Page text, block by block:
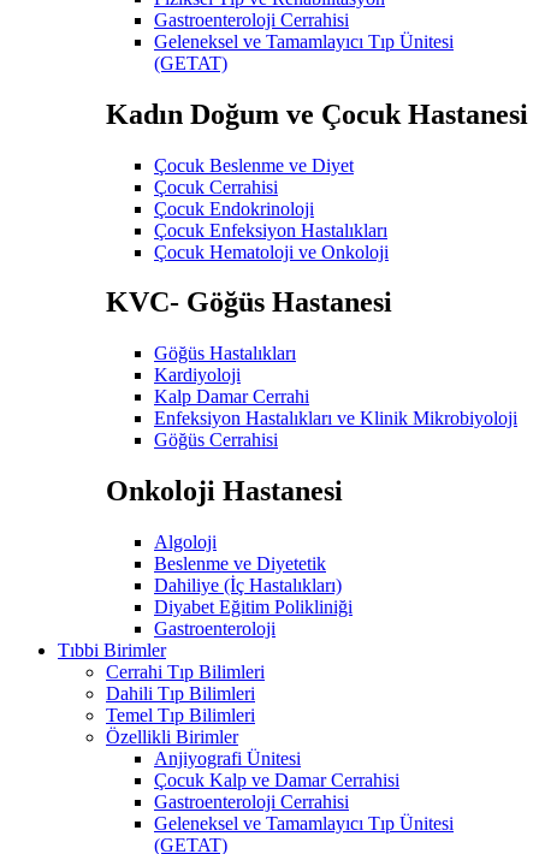
Gastroenteroloji Cerrahisi
Geleneksel ve Tamamlayıcı Tıp Ünitesi
(GETAT)
Kadın Doğum ve Çocuk Hastanesi
Çocuk Beslenme ve Diyet
Çocuk Cerrahisi
Çocuk Endokrinoloji
Çocuk Enfeksiyon Hastalıkları
Çocuk Hematoloji ve Onkoloji
KVC- Göğüs Hastanesi
Göğüs Hastalıkları
Kardiyoloji
Kalp Damar Cerrahi
Enfeksiyon Hastalıkları ve Klinik Mikrobiyoloji
Göğüs Cerrahisi
Onkoloji Hastanesi
Algoloji
Beslenme ve Diyetetik
Dahiliye (İç Hastalıkları)
Diyabet Eğitim Polikliniği
Gastroenteroloji
Tıbbi Birimler
Cerrahi Tıp Bilimleri
Dahili Tıp Bilimleri
Temel Tıp Bilimleri
Özellikli Birimler
Anjiyografi Ünitesi
Çocuk Kalp ve Damar Cerrahisi
Gastroenteroloji Cerrahisi
Geleneksel ve Tamamlayıcı Tıp Ünitesi
(GETAT)